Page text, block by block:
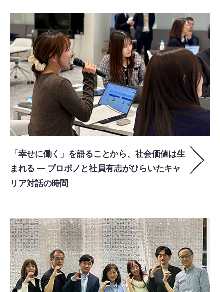
「幸せに働く」を語ることから、社会価値は生
まれる ― プロボノと社員有志がひらいたキャ
リア対話の時間